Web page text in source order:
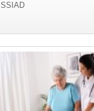
SSIAD